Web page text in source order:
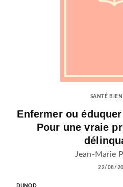
SANTÉ
Enfermer ou
Pour une vraie
Jean-Marie
22/08/